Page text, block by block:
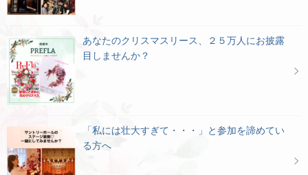
あなたのクリスマスリース、２５万人にお披露
目しませんか？
「私には壮大すぎて・・・」と参加を諦めてい
る方へ